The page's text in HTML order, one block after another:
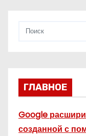
ГЛАВНОЕ
Google
созданной с